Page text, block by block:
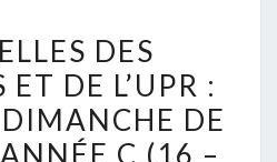
DES
PAROISSES
ET
DE
DES
ET DE L’UPR :
DE
C (16 –